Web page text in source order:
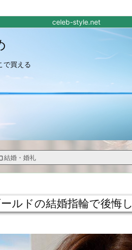
celeb-style.net
で買える
結婚・婚礼
ルドの結婚指輪で後悔